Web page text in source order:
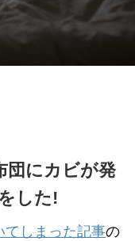
団にカビが発
した!
てしまった記事の